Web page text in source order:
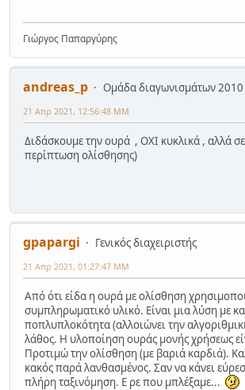
Γιώργος Παπαργύρης
andreas_p
Ομάδα διαγωνισμάτων 2010
21 Απρ 2021, 12:56:48 ΜΜ
Διδάσκουμε την ουρά , ΟΧΙ κυκλικά , αλλά
περίπτωση ολίσθησης)
gpapargi
Γενικός διαχειριστής
21 Απρ 2021, 01:27:47 ΜΜ
Από ότι είδα η ουρά με ολίσθηση
συμπληρωματικό υλικό. Είναι μια λύση με
ποπλυπλοκότητα (αλλοιώνει την
λάθος. Η υλοποίηση ουράς μονής χρήσεως
Προτιμώ την ολίσθηση (με βαριά καρδιά).
κακός παρά λανθασμένος. Σαν να κάνει
πλήρη ταξινόμηση. Ε ρε που μπλέξαμε...